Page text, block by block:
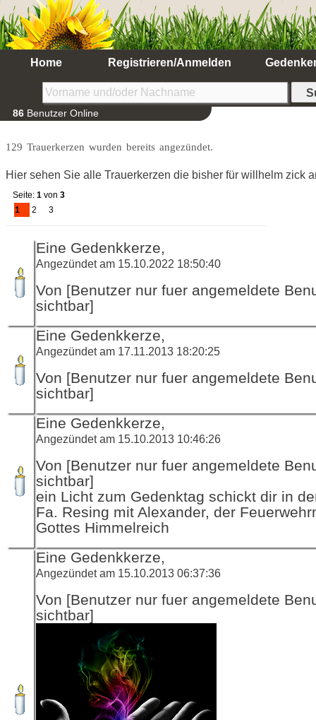
Home Registrieren/Anmelden
86 Benutzer Online
129 Trauerkerzen wurden bereits angezündet.
Hier sehen Sie alle Trauerkerzen die bisher für willhelm zick
Seite: 1 von 3
1
2 3
Eine Gedenkkerze,
Angezündet am 15.10.2022 18:50:40
Von [Benutzer nur fuer angemeldete
sichtbar]
Eine Gedenkkerze,
Angezündet am 17.11.2013 18:20:25
Von [Benutzer nur fuer angemeldete
sichtbar]
Eine Gedenkkerze,
Angezündet am 15.10.2013 10:46:26
Von [Benutzer nur fuer angemeldete
sichtbar]
ein Licht zum Gedenktag schickt dir in
Fa. Resing mit Alexander, der
Gottes Himmelreich
Eine Gedenkkerze,
Angezündet am 15.10.2013 06:37:36
Von [Benutzer nur fuer angemeldete
sichtbar]